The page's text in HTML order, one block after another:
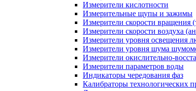
Измерители кислотности
Измерительные щупы и зажимы
Измерители скорости вращения
Измерители скорости воздуха
Измерители уровня освещения
Измерители уровня шума
Измерители окислительно-
Измерители параметров воды
Индикаторы чередования фаз
Калибраторы технологических